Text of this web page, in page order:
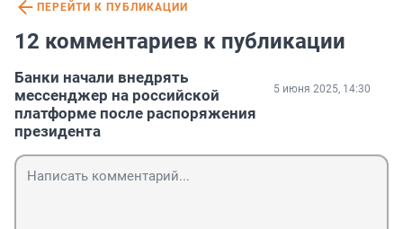
ПЕРЕЙТИ К ПУБЛИКАЦИИ
12 комментариев к публикации
Банки начали внедрять
мессенджер на российской
платформе после распоряжения
президента
5 июня 2025, 14:30